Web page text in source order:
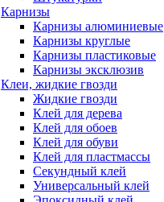
Карнизы
Карнизы алюминиевые
Карнизы круглые
Карнизы пластиковые
Карнизы эксклюзив
Клеи, жидкие гвозди
Жидкие гвозди
Клей для дерева
Клей для обоев
Клей для обуви
Клей для пластмассы
Секундный клей
Универсальный клей